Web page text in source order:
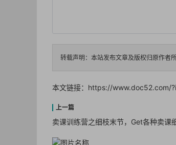
转载声明：本站发布文章及版权归原作者
本文链接： https://www.doc52.com/
卖课训练营之细枝末节，Get各种卖课